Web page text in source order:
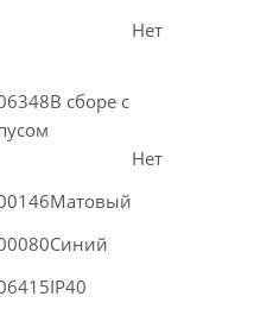
Нет
сборе с
Нет